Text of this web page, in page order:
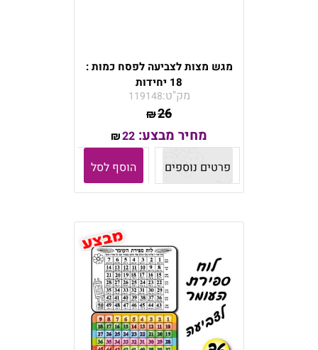
מגש מצות לצביעה לפסח כמות :
18 יחידות
מק"ט:119148
₪26
מחיר מבצע: ₪22
פרטים נוספים
הוסף לסל